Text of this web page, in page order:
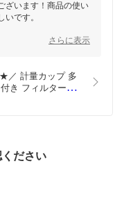
ざいます！商品の使い
です。
のこと、ご期待に添え
合分の場合、複数回
さらに表示
／ 計量カップ 多
き フィルター付
ください